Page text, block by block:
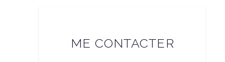
ME CONTACTER